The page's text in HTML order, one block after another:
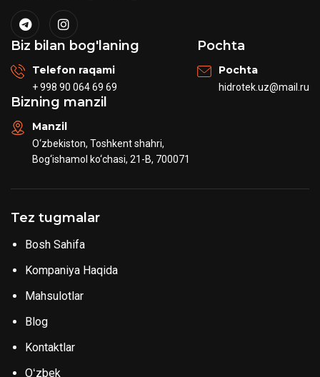
Biz bilan bog'laning
Telefon raqami
+ 998 90 064 69 69
Pochta
Pochta
hidrotek.uz@mail.ru
Bizning manzil
Manzil
O‘zbekiston, Toshkent shahri,
Bog‘ishamol ko‘chasi, 21-B, 700071
Tez tugmalar
Bosh Sahifa
Kompaniya Haqida
Mahsulotlar
Blog
Kontaktlar
Oʻzbek